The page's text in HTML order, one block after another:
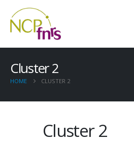
Cluster 2
HOME CLUSTER 2
Cluster 2